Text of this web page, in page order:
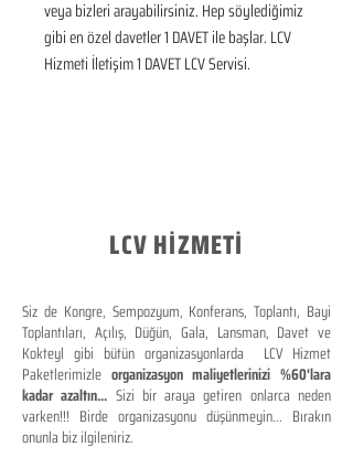
veya bizleri arayabilirsiniz. Hep söylediğimiz
gibi en özel davetler 1 DAVET ile başlar. LCV
Hizmeti İletişim 1 DAVET LCV Servisi.
LCV HİZMETİ
Siz de Kongre, Sempozyum, Konferans, Toplantı, Bayi
Toplantıları, Açılış, Düğün, Gala, Lansman, Davet ve
Kokteyl gibi bütün organizasyonlarda LCV Hizmet
Paketlerimizle organizasyon maliyetlerinizi %60'lara
kadar azaltın... Sizi bir araya getiren onlarca neden
varken!!! Birde organizasyonu düşünmeyin... Bırakın
onunla biz ilgileniriz.